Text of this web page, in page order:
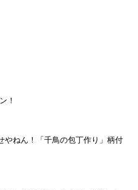
！
ねん！「千鳥の包丁作り」柄付